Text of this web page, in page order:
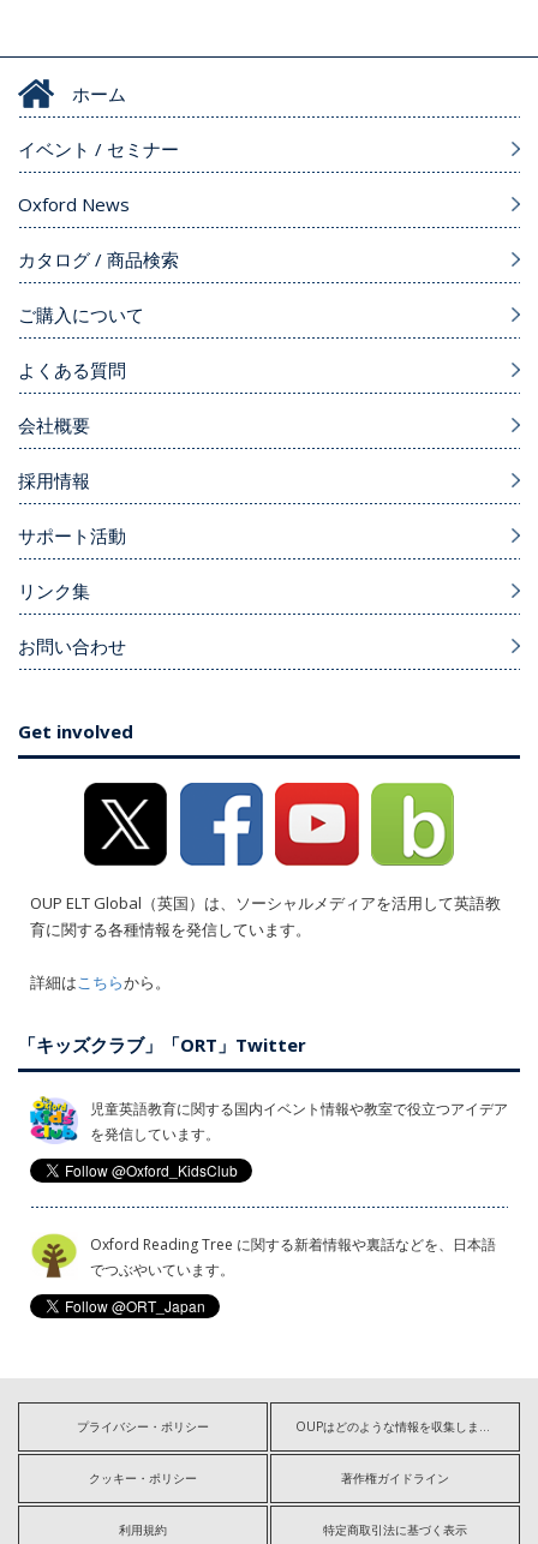
ホーム
イベント / セミナー
Oxford News
カタログ / 商品検索
ご購入について
よくある質問
会社概要
採用情報
サポート活動
リンク集
お問い合わせ
Get involved
OUP ELT Global（英国）は、ソーシャルメディアを活用して英語教
育に関する各種情報を発信しています。
詳細はこちらから。
「キッズクラブ」「ORT」Twitter
児童英語教育に関する国内イベント情報や教室で役立つアイデア
を発信しています。
Oxford Reading Tree に関する新着情報や裏話などを、日本語
でつぶやいています。
プライバシー・ポリシー OUPはどのような情報を収集しますか?
クッキー・ポリシー 著作権ガイドライン
利用規約 特定商取引法に基づく表示